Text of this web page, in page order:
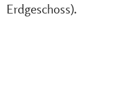
Erdgeschoss).